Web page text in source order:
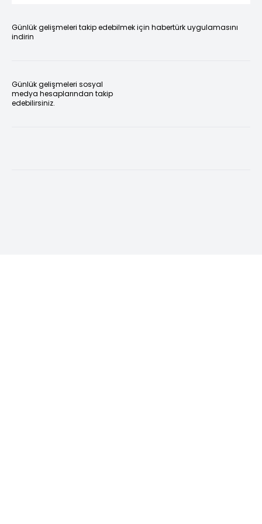
Günlük gelişmeleri takip edebilmek için habertürk uygulamasını
indirin
Günlük gelişmeleri sosyal
medya hesaplarından takip
edebilirsiniz.